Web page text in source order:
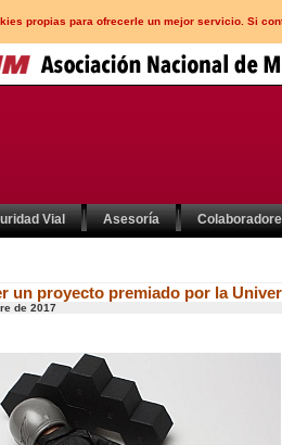
propias para ofrecerle un mejor servicio. Si
Vial Asesoría
un proyecto premiado por la
de 2017